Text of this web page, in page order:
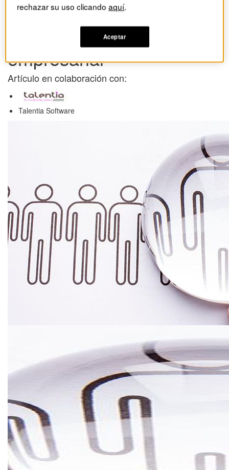
Decálogo básico de la
buena gestión
empresarial
Artículo en colaboración con:
Talentia Software
rechazar su uso clicandoaquí.
Aceptar